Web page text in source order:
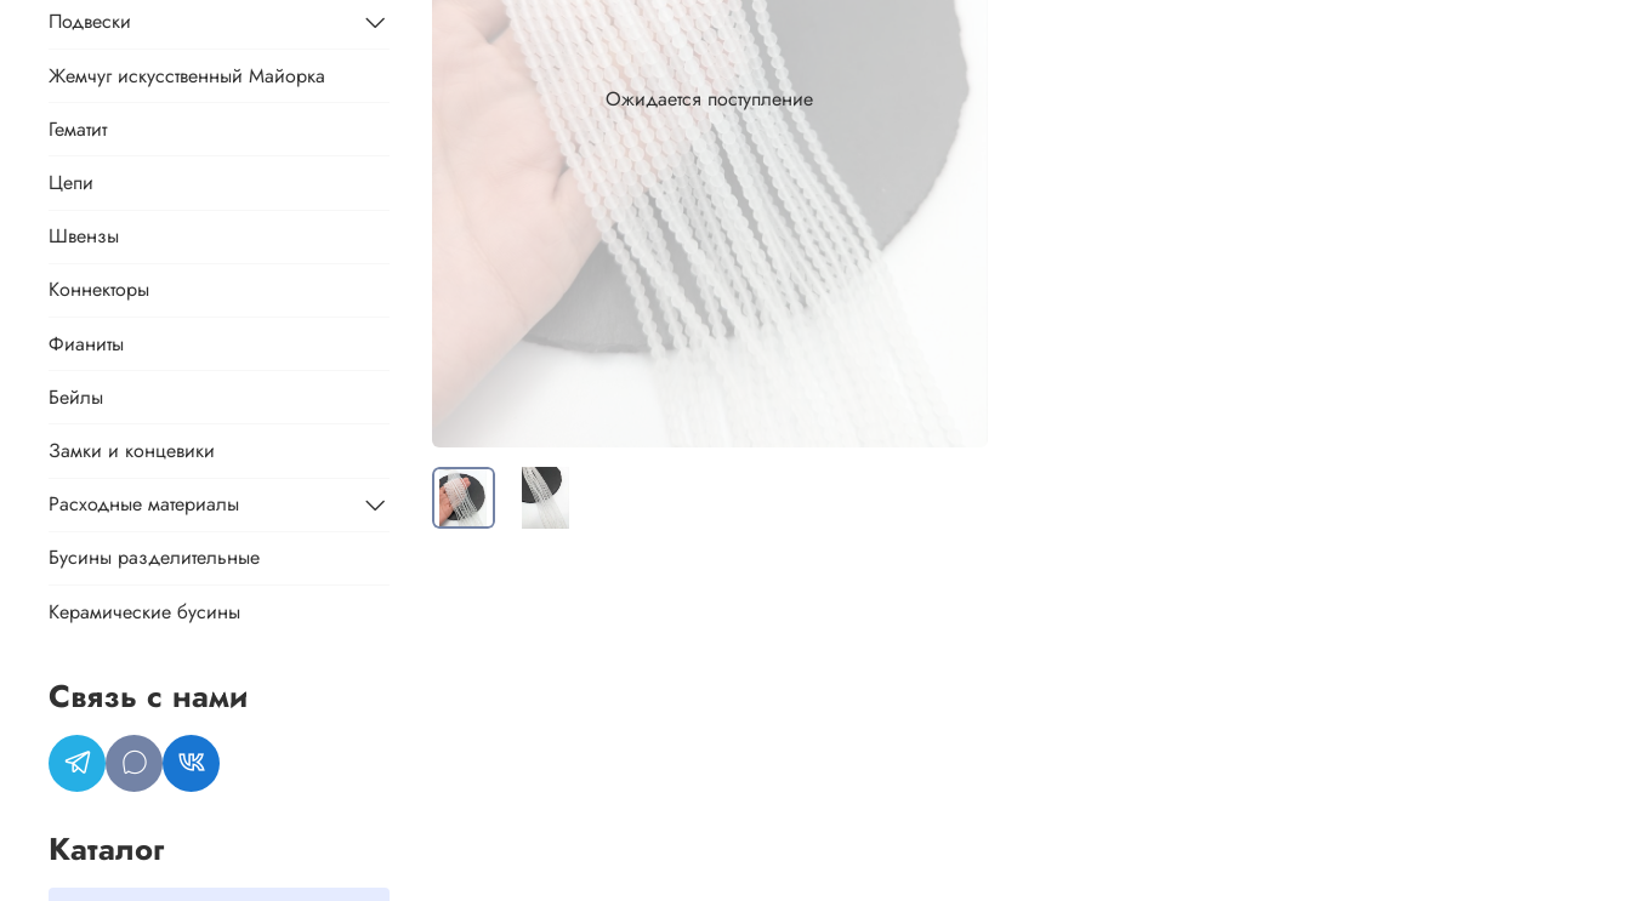
Ожидается поступление
Подвески
Жемчуг искусственный Майорка
Гематит
Цепи
Швензы
Коннекторы
Фианиты
Бейлы
Замки и концевики
Расходные материалы
Бусины разделительные
Керамические бусины
Связь с нами
Каталог